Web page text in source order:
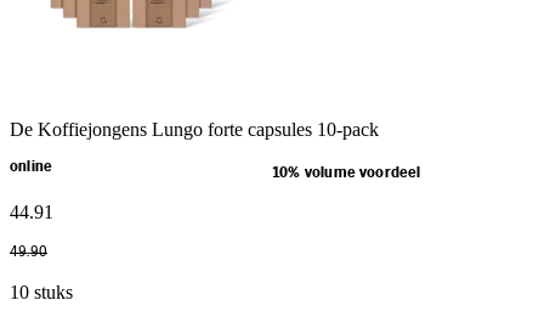
De Koffiejongens Lungo forte capsules 10-pack
online 10% volume voordeel
44.91
49.90
10 stuks